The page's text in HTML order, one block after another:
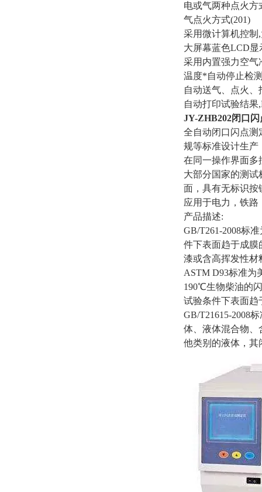
电或气两种点火方
气点火方式(201)
采用微计算机控制
大屏幕蓝色LCD显
采用内置强力空气
温度*自动停止检
自动送气、点火、
自动打印试验结果
JY-ZHB202闭口
全自动闭口闪点测
规等标准设计生产
在同一操作界面多
大部分国家的测
面，具有无标识按
应用于电力，铁
产品描述:
GB/T261-2008标
件下表面趋于成
漆或含高挥发性材
ASTM D93标准为
190℃生物柴油的
试验条件下表面趋
GB/T21615-2008
体、液体混合物、
他类别的液体，